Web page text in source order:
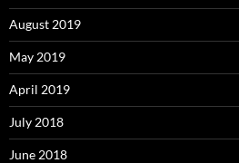
August 2019
May 2019
April 2019
July 2018
June 2018